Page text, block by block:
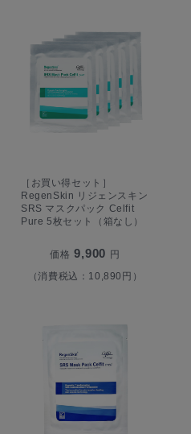
［お買い得セット］
RegenSkin リジェンスキン
SRS マスクパック Celfit
Pure 5枚セット（箱なし）
価格 9,900 円
（消費税込：10,890円）